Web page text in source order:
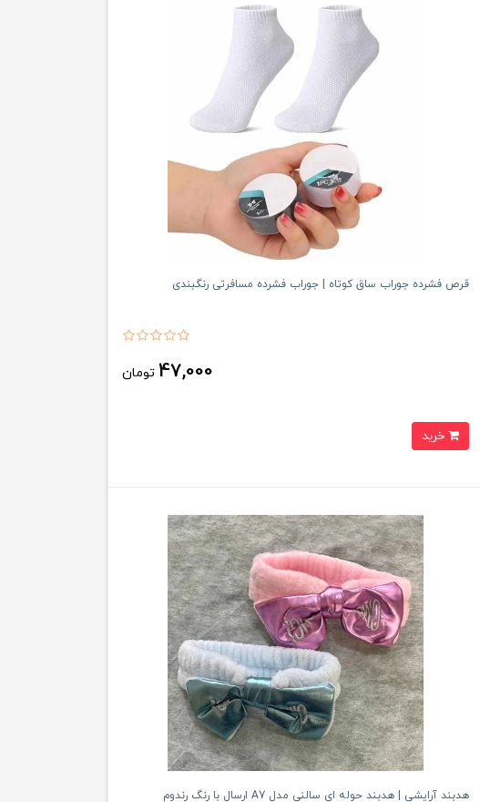
قرص فشرده جوراب ساق کوتاه | جوراب فشرده مسافرتی رنگبندی
47,000 تومان
خرید
هدبند آرایشی | هدبند حوله ای سالنی مدل A7 ارسال با رنگ رندوم